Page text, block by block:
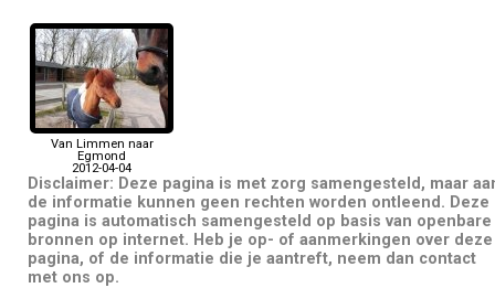
Van Limmen naar
Egmond
2012-04-04
Disclaimer: Deze pagina is met zorg samengesteld, maar
de informatie kunnen geen rechten worden ontleend. Deze
pagina is automatisch samengesteld op basis van openbare
bronnen op internet. Heb je op- of aanmerkingen over deze
pagina, of de informatie die je aantreft, neem dan contact
met ons op.